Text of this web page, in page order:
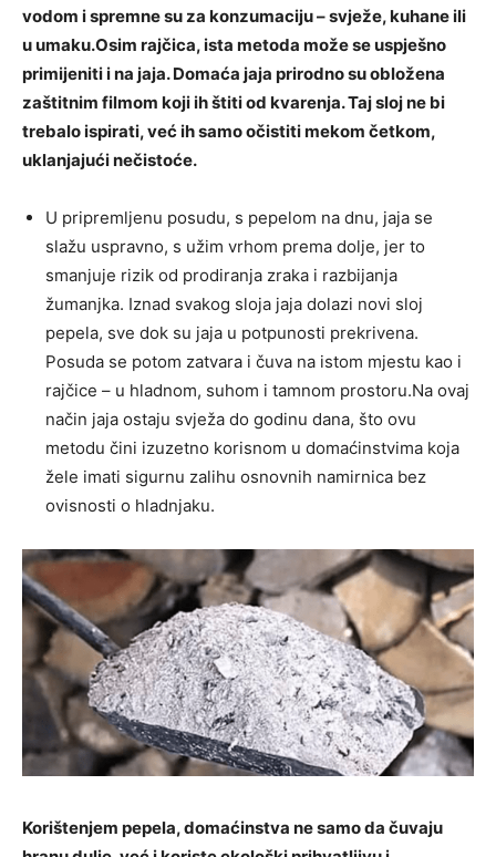
vodom i spremne su za konzumaciju – svježe, kuhane ili
u umaku.Osim rajčica, ista metoda može se uspješno
primijeniti i na jaja. Domaća jaja prirodno su obložena
zaštitnim filmom koji ih štiti od kvarenja. Taj sloj ne bi
trebalo ispirati, već ih samo očistiti mekom četkom,
uklanjajući nečistoće.
U pripremljenu posudu, s pepelom na dnu, jaja se
slažu uspravno, s užim vrhom prema dolje, jer to
smanjuje rizik od prodiranja zraka i razbijanja
žumanjka. Iznad svakog sloja jaja dolazi novi sloj
pepela, sve dok su jaja u potpunosti prekrivena.
Posuda se potom zatvara i čuva na istom mjestu kao i
rajčice – u hladnom, suhom i tamnom prostoru.Na ovaj
način jaja ostaju svježa do godinu dana, što ovu
metodu čini izuzetno korisnom u domaćinstvima koja
žele imati sigurnu zalihu osnovnih namirnica bez
ovisnosti o hladnjaku.
Korištenjem pepela, domaćinstva ne samo da čuvaju